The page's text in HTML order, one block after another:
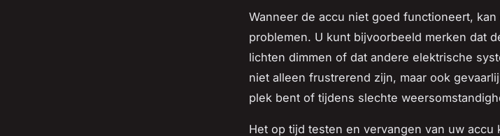
Wanneer de accu niet goed functioneert,
problemen. U kunt bijvoorbeeld merken dat
lichten dimmen of dat andere elektrische
niet alleen frustrerend zijn, maar ook
plek bent of tijdens slechte
Het op tijd testen en vervangen van uw accu